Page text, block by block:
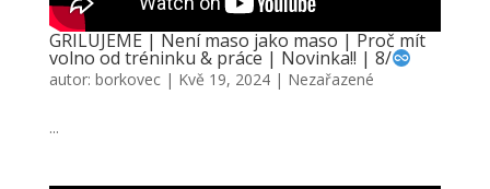
GRILUJEME | Není maso jako maso | Proč mít
volno od tréninku & práce | Novinka!! | 8/
autor: borkovec| Kvě 19, 2024| Nezařazené
...